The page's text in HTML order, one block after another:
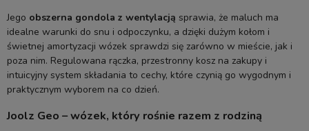
Jego obszerna gondola z wentylacją sprawia, że maluch ma
idealne warunki do snu i odpoczynku, a dzięki dużym kołom i
świetnej amortyzacji wózek sprawdzi się zarówno w mieście, jak i
poza nim. Regulowana rączka, przestronny kosz na zakupy i
intuicyjny system składania to cechy, które czynią go wygodnym i
praktycznym wyborem na co dzień.
Joolz Geo – wózek, który rośnie razem z rodziną